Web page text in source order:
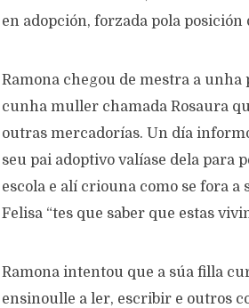
en adopción, forzada pola posición
Ramona chegou de mestra a
cunha muller chamada Rosaura
outras mercadorías. Un día
seu pai adoptivo valíase dela para
escola e alí criouna como se fora a
Felisa “tes que saber que estas
Ramona intentou que a súa filla
ensinoulle a ler, escribir e outros